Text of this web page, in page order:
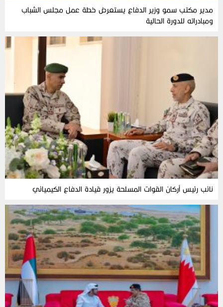
مدير مكتب سمو وزير الدفاع يستعرض خطة عمل مجلس الشباب
ومبادراته للدورة الحالية
نائب رئيس أركان القوات المسلحة يزور قيادة الدفاع الكيميائي